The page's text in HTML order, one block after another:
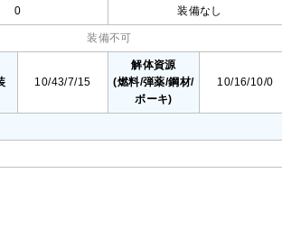
0 装備なし
装備不可
10/43/7/15
解体資源
(燃料/弾薬/鋼材/
ボーキ)
10/16/10/0